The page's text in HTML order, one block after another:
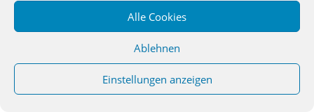
Alle Cookies
Ablehnen
Einstellungen anzeigen